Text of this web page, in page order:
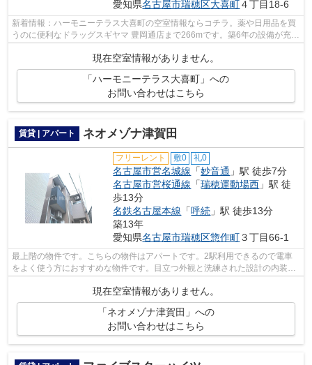
愛知県名古屋市瑞穂区大喜町４丁目18-6
新着情報：ハーモニーテラス大喜町の空室情報ならコチラ。薬や日用品を買
うのに便利なドラッグスギヤマ 豊岡通店まで266mです。築6年の設備が充実
現在空室情報がありません。
「ハーモニーテラス大喜町」への
お問い合わせはこちら
賃貸 | アパート ネオメゾナ津賀田
フリーレント 敷0 礼0
名古屋市営名城線 「妙音通 」駅 徒歩7分
名古屋市営桜通線 「瑞穂運動場西 」駅 徒
歩13分
名鉄名古屋本線 「呼続 」駅 徒歩13分
築13年
愛知県名古屋市瑞穂区惣作町３丁目66-1
最上階の物件です。こちらの物件はアパートです。2駅利用できるので電車
をよく使う方におすすめな物件です。目立つ外観と洗練された設計の内装を
現在空室情報がありません。
「ネオメゾナ津賀田」への
お問い合わせはこちら